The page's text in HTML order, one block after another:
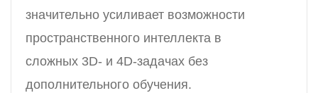
значительно усиливает возможности
пространственного интеллекта в
сложных 3D- и 4D-задачах без
дополнительного обучения.